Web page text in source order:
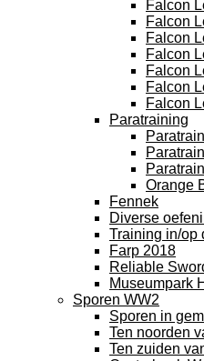
Falcon
Falcon
Falcon
Falcon
Falcon
Falcon
Falcon
Paratraining
Orange
Fennek
Diverse
Training in/op
Farp 2018
Reliable
Museumpark
Sporen WW2
Sporen in
Ten noorden
Ten zuiden